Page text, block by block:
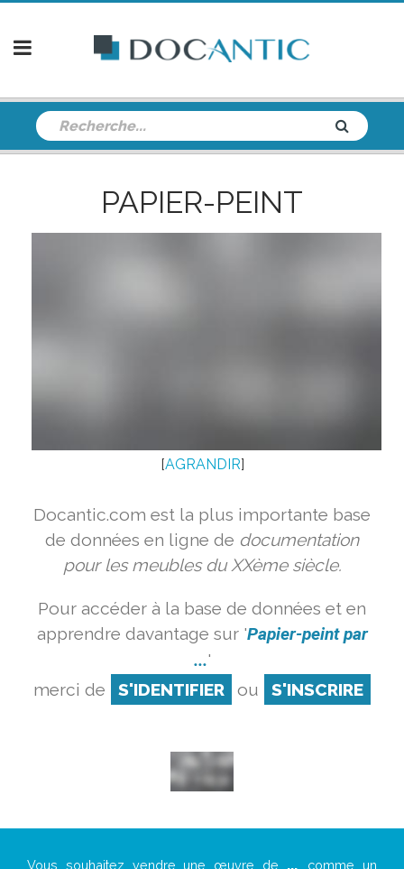
PAPIER-PEINT
[AGRANDIR]
Docantic.com est la plus importante base
de données en ligne de documentation
pour les meubles du XXème siècle.
Pour accéder à la base de données et en
apprendre davantage sur 'Papier-peint par
...'
merci de
S'IDENTIFIER ou S'INSCRIRE
Vous souhaitez vendre une œuvre de ..., comme un